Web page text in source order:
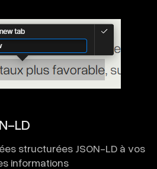
LD
structurées JSON-LD à vos
informations